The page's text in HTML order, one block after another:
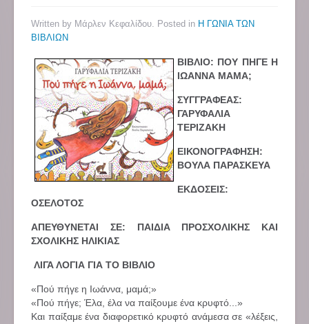
Written by Μάρλεν Κεφαλίδου. Posted in Η ΓΩΝΙΑ ΤΩΝ
ΒΙΒΛΙΩΝ
ΒΙΒΛΙΟ: ΠΟΥ ΠΗΓΕ Η
ΙΩΑΝΝΑ ΜΑΜΑ;
ΣΥΓΓΡΑΦΕΑΣ:
ΓΑΡΥΦΑΛΙΑ
ΤΕΡΙΖΑΚΗ
ΕΙΚΟΝΟΓΡΑΦΗΣΗ:
ΒΟΥΛΑ ΠΑΡΑΣΚΕΥΑ
ΕΚΔΟΣΕΙΣ:
ΟΣΕΛΟΤΟΣ
ΑΠΕΥΘΥΝΕΤΑΙ ΣΕ: ΠΑΙΔΙΑ ΠΡΟΣΧΟΛΙΚΗΣ ΚΑΙ
ΣΧΟΛΙΚΗΣ ΗΛΙΚΙΑΣ
ΛΙΓΑ ΛΟΓΙΑ ΓΙΑ ΤΟ ΒΙΒΛΙΟ
«Πού πήγε η Ιωάννα, μαμά;»
«Πού πήγε; Έλα, έλα να παίξουμε ένα κρυφτό...»
Και παίξαμε ένα διαφορετικό κρυφτό ανάμεσα σε «λέξεις,